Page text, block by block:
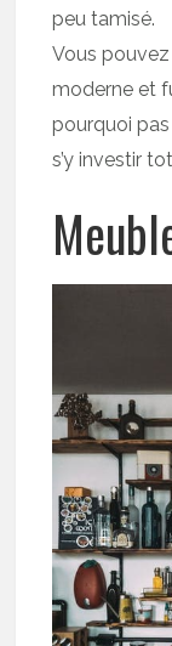
peu tamisé.
Vous
moderne et
pourquoi
s’y investir